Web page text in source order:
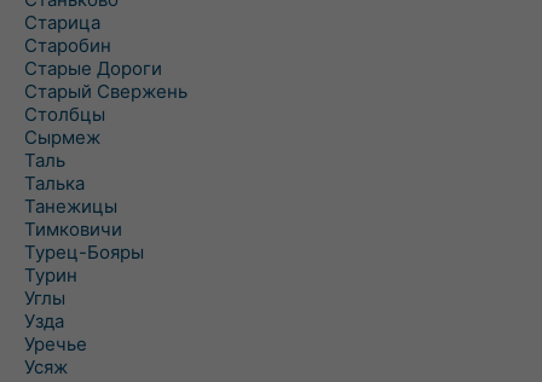
Старица
Старобин
Старые Дороги
Старый Свержень
Столбцы
Сырмеж
Таль
Талька
Танежицы
Тимковичи
Турец-Бояры
Турин
Углы
Узда
Уречье
Усяж